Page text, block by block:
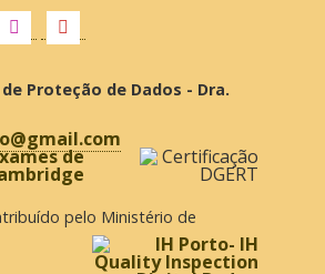
Proteção de Dados - Dra.
pelo Ministério de